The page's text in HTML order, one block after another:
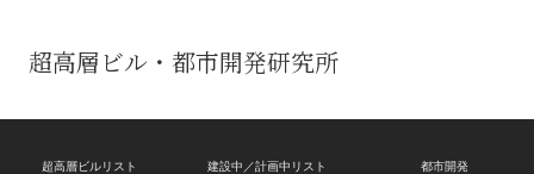
超高層ビル・都市開発研究所
超高層ビルリスト 建設中／計画中リスト 都市開発